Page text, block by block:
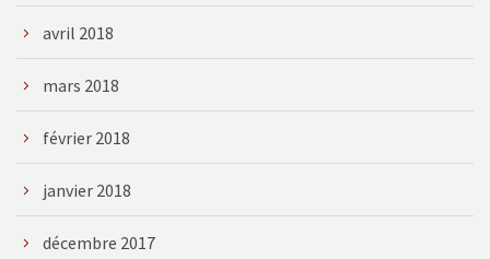
avril 2018
mars 2018
février 2018
janvier 2018
décembre 2017